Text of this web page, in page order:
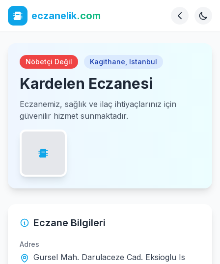
eczanelik.com
Nöbetçi Değil Kagithane Istanbul
Kardelen Eczanesi
Eczanemiz, sağlık ve ilaç ihtiyaçlarınız için
güvenilir hizmet sunmaktadır.
Eczane Bilgileri
Adres
Gursel Mah. Darulaceze Cad. Eksioglu Is